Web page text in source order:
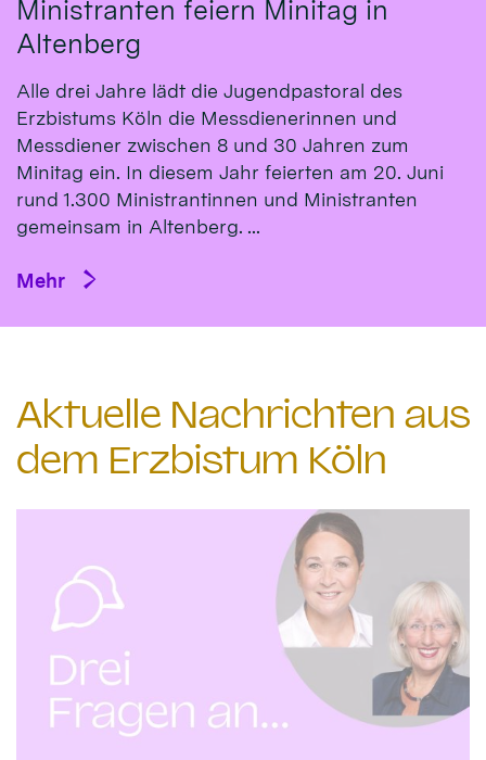
Ministranten feiern Minitag in
Altenberg
Alle drei Jahre lädt die Jugendpastoral des
Erzbistums Köln die Messdienerinnen und
Messdiener zwischen 8 und 30 Jahren zum
Minitag ein. In diesem Jahr feierten am 20. Juni
rund 1.300 Ministrantinnen und Ministranten
gemeinsam in Altenberg. ...
Mehr
Aktuelle Nachrichten aus
dem Erzbistum Köln